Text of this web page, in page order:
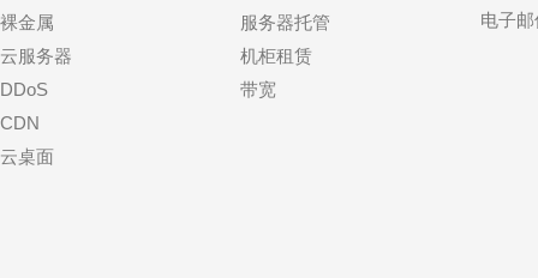
裸金属
云服务器
DDoS
CDN
云桌面
服务器托管
机柜租赁
带宽
电子